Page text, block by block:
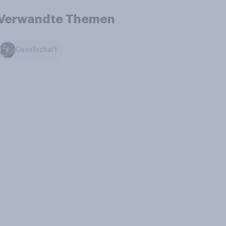
Themen
Gesellschaft